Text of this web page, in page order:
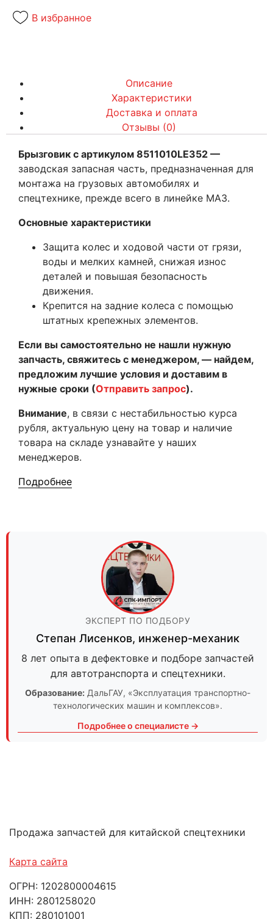
В избранное
Описание
Характеристики
Доставка и оплата
Отзывы (0)
Брызговик с артикулом 8511010LE352 —
заводская запасная часть, предназначенная для
монтажа на грузовых автомобилях и
спецтехнике, прежде всего в линейке МАЗ.
Основные характеристики
Защита колес и ходовой части от грязи,
воды и мелких камней, снижая износ
деталей и повышая безопасность
движения.
Крепится на задние колеса с помощью
штатных крепежных элементов.
Если вы самостоятельно не нашли нужную
запчасть, свяжитесь с менеджером, — найдем,
предложим лучшие условия и доставим в
нужные сроки (Отправить запрос).
Внимание, в связи с нестабильностью курса
рубля, актуальную цену на товар и наличие
товара на складе узнавайте у наших
менеджеров.
Подробнее
ЭКСПЕРТ ПО ПОДБОРУ
Степан Лисенков, инженер-механик
8 лет опыта в дефектовке и подборе запчастей
для автотранспорта и спецтехники.
Образование: ДальГАУ, «Эксплуатация транспортно-
технологических машин и комплексов».
Подробнее о специалисте →
Продажа запчастей для китайской спецтехники
Карта сайта
ОГРН: 1202800004615
ИНН: 2801258020
КПП: 280101001